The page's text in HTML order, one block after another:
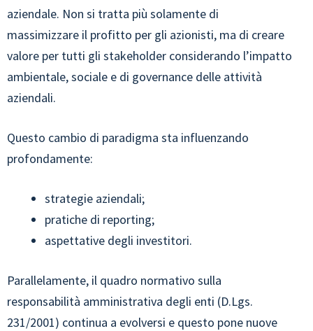
aziendale. Non si tratta più solamente di
massimizzare il profitto per gli azionisti, ma di creare
valore per tutti gli stakeholder considerando l’impatto
ambientale, sociale e di governance delle attività
aziendali.
Questo cambio di paradigma sta influenzando
profondamente:
strategie aziendali;
pratiche di reporting;
aspettative degli investitori.
Parallelamente, il quadro normativo sulla
responsabilità amministrativa degli enti (D.Lgs.
231/2001) continua a evolversi e questo pone nuove